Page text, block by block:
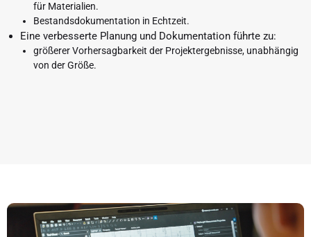
für Materialien.
Bestandsdokumentation in Echtzeit.
Eine verbesserte Planung und Dokumentation führte zu:
größerer Vorhersagbarkeit der Projektergebnisse, unabhängig
von der Größe.